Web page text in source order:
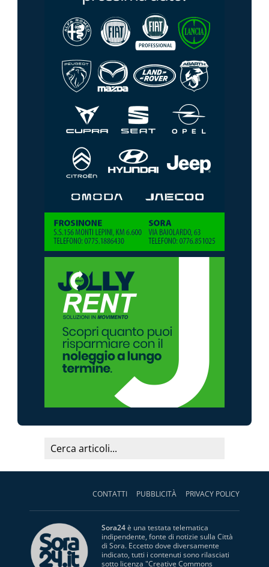
CONTATTI PUBBLICITÀ PRIVACY POLICY
Sora24è una testata telematica
indipendente, fonte di notizie sulla Città
di Sora. Eccetto dove diversamente
indicato, tutti i contenuti sono rilasciati
sotto licenza "Creative Commons